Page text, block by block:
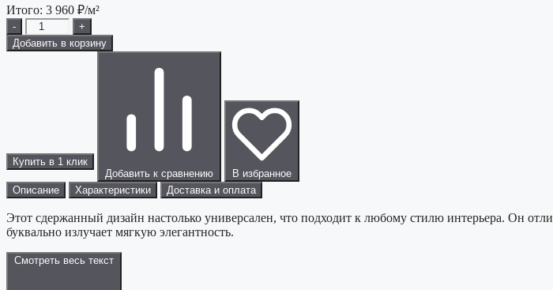
Итого: 3 960 ₽/м²
-
+
Добавить в корзину
Купить в 1 клик
Добавить к сравнению
В избранное
Описание
Характеристики Доставка и оплата
Этот сдержанный дизайн настолько универсален, что подходит к любому стилю интерьера. Он
буквально излучает мягкую элегантность.
Смотреть весь текст